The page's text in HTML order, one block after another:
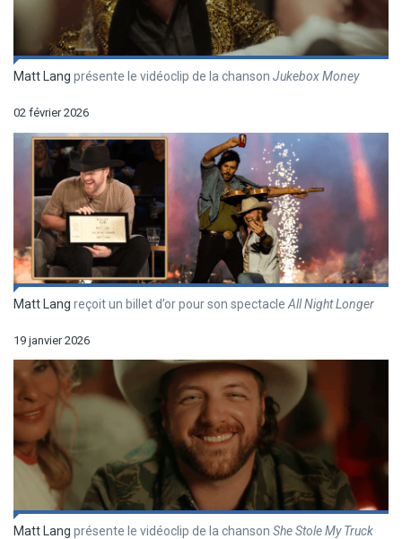
Matt Lang présente le vidéoclip de la chanson Jukebox Money
02 février 2026
Matt Lang reçoit un billet d’or pour son spectacle All Night Longer
19 janvier 2026
Matt Lang présente le vidéoclip de la chanson She Stole My Truck